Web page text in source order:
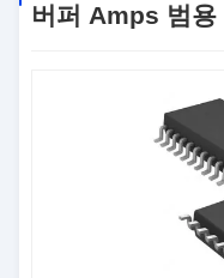
버퍼 Amps 범